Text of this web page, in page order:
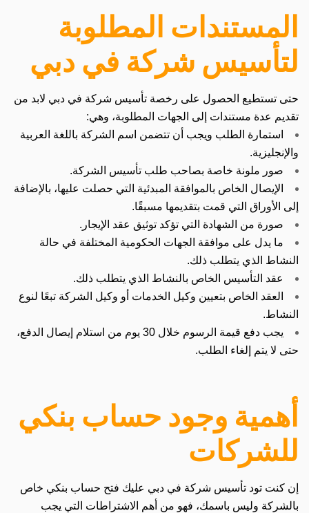
المستندات المطلوبة
لتأسيس شركة في دبي
حتى تستطيع الحصول على رخصة تأسيس شركة في دبي لابد من
تقديم عدة مستندات إلى الجهات المطلوبة، وهي:
استمارة الطلب ويجب أن تتضمن اسم الشركة باللغة العربية
والإنجليزية.
صور ملونة خاصة بصاحب طلب تأسيس الشركة.
الإيصال الخاص بالموافقة المبدئية التي حصلت عليها، بالإضافة
إلى الأوراق التي قمت بتقديمها مسبقًا.
صورة من الشهادة التي تؤكد توثيق عقد الإيجار.
ما يدل على موافقة الجهات الحكومية المختلفة في حالة
النشاط الذي يتطلب ذلك.
عقد التأسيس الخاص بالنشاط الذي يتطلب ذلك.
العقد الخاص بتعيين وكيل الخدمات أو وكيل الشركة تبعًا لنوع
النشاط.
يجب دفع قيمة الرسوم خلال 30 يوم من استلام إيصال الدفع،
حتى لا يتم إلغاء الطلب.
أهمية وجود حساب بنكي
للشركات
إن كنت تود تأسيس شركة في دبي عليك فتح حساب بنكي خاص
بالشركة وليس باسمك، فهو من أهم الاشتراطات التي يجب